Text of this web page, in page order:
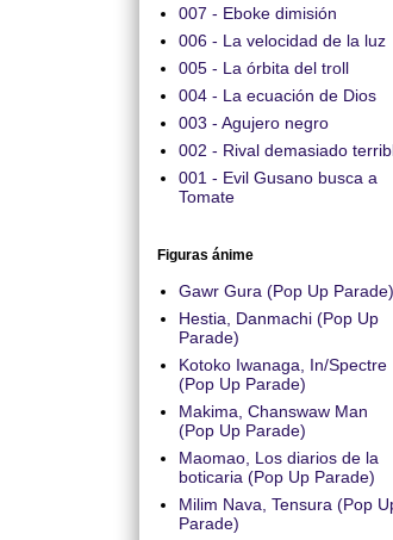
007 - Eboke dimisión
006 - La velocidad de la luz
005 - La órbita del troll
004 - La ecuación de Dios
003 - Agujero negro
002 - Rival demasiado
001 - Evil Gusano busca a
Tomate
Figuras ánime
Gawr Gura (Pop Up Parade)
Hestia, Danmachi (Pop Up
Parade)
Kotoko Iwanaga, In/Spectre
(Pop Up Parade)
Makima, Chanswaw Man
(Pop Up Parade)
Maomao, Los diarios de la
boticaria (Pop Up Parade)
Milim Nava, Tensura (Pop
Parade)